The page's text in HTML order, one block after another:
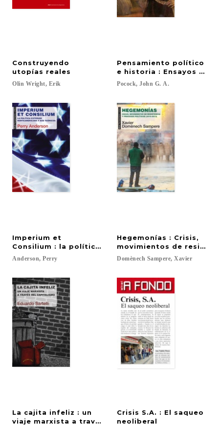
Construyendo
utopías reales
Olin Wright, Erik
Pensamiento político
e historia : Ensayos
Pocock, John G. A.
Imperium et
Consilium : la política exterior norteamericana y
Anderson, Perry
Hegemonías : Crisis,
movimientos de
Domènech Sampere, Xavier
La cajita infeliz : un
viaje marxista a través del capitalismo
Crisis S.A. : El saqueo
neoliberal